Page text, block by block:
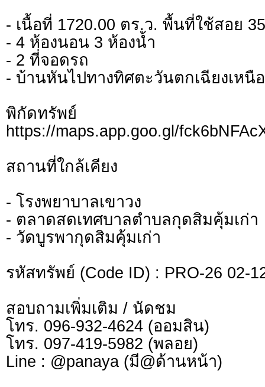
- เนื้อที่ 1720.00 ตร.ว. พื้นที่ใช้สอย
- 4 ห้องนอน 3 ห้องน้ำ
- 2 ที่จอดรถ
- บ้านหันไปทางทิศตะวันตกเฉียงเหนือ
พิกัดทรั
https://maps.app.goo.gl/
สถานที่ใกล้เคียง
- โรงพยาบาลเขาวง
- ตลาดสดเทศบาลตำบลกุดสิมคุ้มเก่า
- วัดบูรพากุดสิมคุ้มเก่า
รหัสทรัพย์ (Code ID) : PRO-26 02-
สอบถามเพิ่มเติม / นัดชม
โทร. 096-932-4624 (ออมสิน)
โทร. 097-419-5982 (พลอย)
Line : @panaya (มี@ด้านหน้า)